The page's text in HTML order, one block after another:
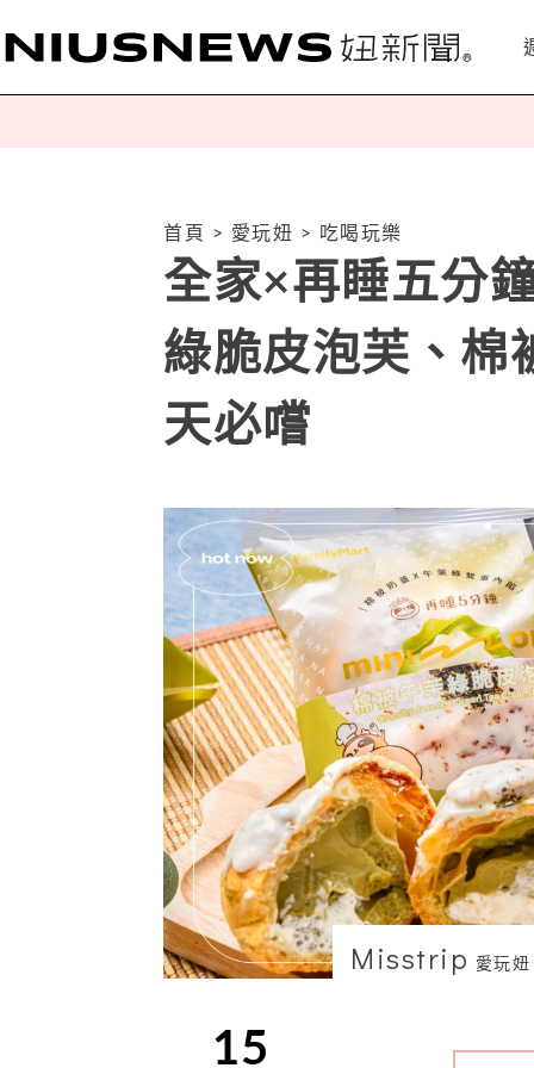
首頁 > 愛玩妞 > 吃喝玩樂
全家×再睡五分
綠脆皮泡芙、棉
天必嚐
Misstrip 愛玩妞
15